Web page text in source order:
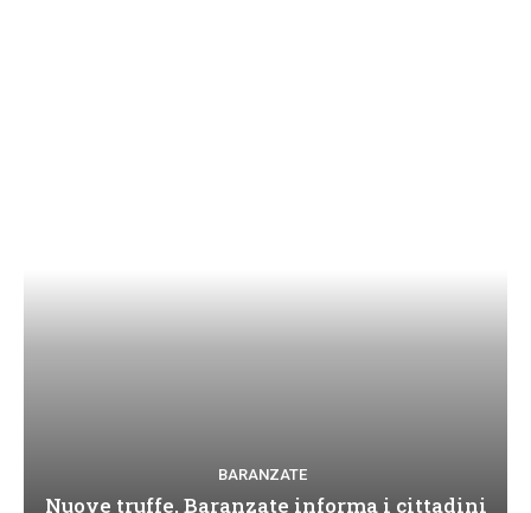
BARANZATE
Nuove truffe, Baranzate informa i cittadini